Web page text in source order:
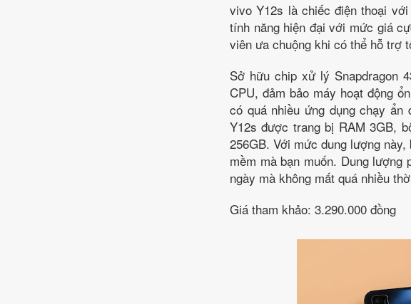
vivo Y12s là chiếc điện thoại
tính năng hiện đại với mức giá
viên ưa chuộng khi có thể hỗ trợ
Sở hữu chip xử lý Snapdragon
CPU, đảm bảo máy hoạt động
có quá nhiều ứng dụng chạy
Y12s được trang bị RAM 3GB,
256GB. Với mức dung lượng
mềm mà bạn muốn. Dung lượng
ngày mà không mất quá nhiều
Giá tham khảo: 3.290.000 đồng